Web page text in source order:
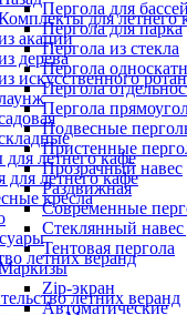
Пергола для
Пергола для парка
Пергола из стекла
Пергола
Пергола
Пергола
Подвесные
Пристенные
Прозрачный навес
Раздвижная
Современные
Стеклянный навес
Тентовая пергола
Zip-экран
Автоматические
для летнего
акации
дерева
искусственного
летнего кафе
для летнего кафе
кресла
летних веранд
летних веранд